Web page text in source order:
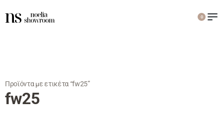
0
Προϊόντα με ετικέτα “fw25”
fw25